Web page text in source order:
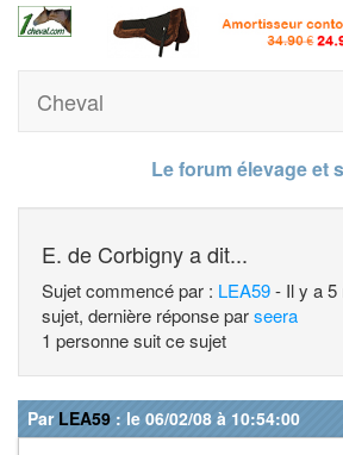
Cheval
Le forum élevage et
E. de Corbigny a dit...
Sujet commencé par : LEA59- Il y a 5
sujet, dernière réponse parseera
1 personne suit ce sujet
Par LEA59 : le 06/02/08 à 10:54:00